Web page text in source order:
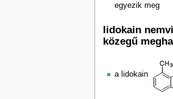
egyezik meg
lidokain
közegű
a lidokain